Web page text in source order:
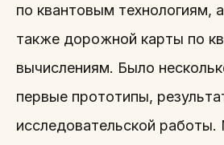
по квантовым технологиям,
также дорожной карты по
вычислениям. Было
первые прототипы,
исследовательской